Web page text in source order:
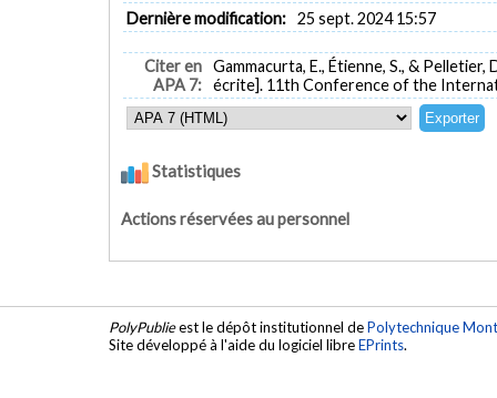
Dernière modification: 25 sept. 2024 15:57
Citer en
APA 7:
Gammacurta, E., Étienne, S., & Pelletier,
écrite]. 11th Conference of the
Statistiques
Actions réservées au personnel
PolyPublieest le dépôt institutionnel dePolytechnique
Site développé à l'aide du logiciel libreEPrints.